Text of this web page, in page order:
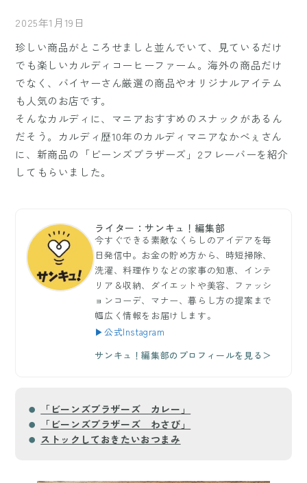
2025年1月19日
珍しい商品がところせましと並んでいて、見ているだけ
でも楽しいカルディコーヒーファーム。海外の商品だけ
でなく、バイヤーさん厳選の商品やオリジナルアイテム
も人気のお店です。
そんなカルディに、マニアおすすめのスナックがあるん
だそう。カルディ歴10年のカルディマニアなかべぇさん
に、新商品の「ビーンズブラザーズ」2フレーバーを紹介
してもらいました。
ライター：サンキュ！編集部
今すぐできる素敵なくらしのアイデアを毎
日発信中。お金の貯め方から、時短掃除、
洗濯、料理作りなどの家事の知恵、インテ
リア＆収納、ダイエットや美容、ファッシ
ョンコーデ、マナー、暮らし方の提案まで
幅広く情報をお届けします。
▶公式Instagram
サンキュ！編集部のプロフィールを見る＞
「ビーンズブラザーズ カレー」
「ビーンズブラザーズ わさび」
ストックしておきたいおつまみ